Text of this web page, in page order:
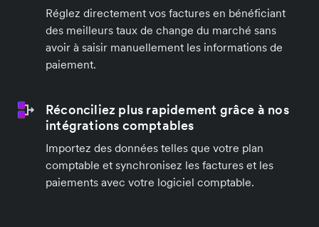
Réglez directement vos factures en bénéficiant
des meilleurs taux de change du marché sans
avoir à saisir manuellement les informations de
paiement.
Réconciliez plus rapidement grâce à nos
intégrations comptables
Importez des données telles que votre plan
comptable et synchronisez les factures et les
paiements avec votre logiciel comptable.